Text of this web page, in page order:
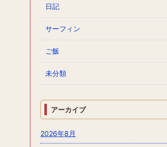
日記
サーフィン
ご飯
未分類
アーカイブ
2026年8月